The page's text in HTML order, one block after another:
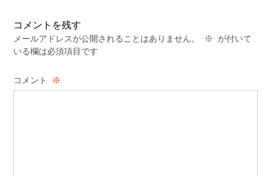
コメントを残す
メールアドレスが公開されることはありません。 ※
が付いて
いる欄は必須項目です
コメント ※